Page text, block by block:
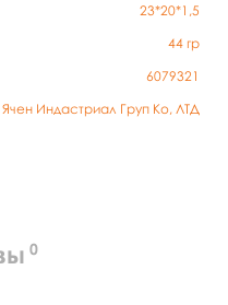
23*20*1,5
44 гр
6079321
Ячен Индастриал Груп Ко, ЛТД
0